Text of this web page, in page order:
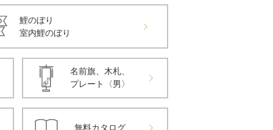
鯉のぼり
室内鯉のぼり
名前旗、木札、
プレート〈男〉
無料カタログ